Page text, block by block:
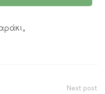
,
Next post